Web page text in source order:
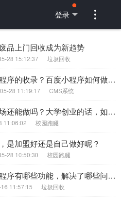
登录 
品上门回收成为新趋势
28 15:12:37 垃圾回收
如何提升百度小程序的收录？百度小程序如何做优化？
28 11:19:17 CMS系统
大学校园跑腿市场还能做吗？大学创业的话，如何做好校园跑腿项目宣传工作？
11:06:02 校园跑腿
是加盟好还是自己做好呢？
28 10:50:30 校园跑腿
垃圾上门回收小程序有哪些功能，解决了哪些问题？
11:57:15 垃圾回收